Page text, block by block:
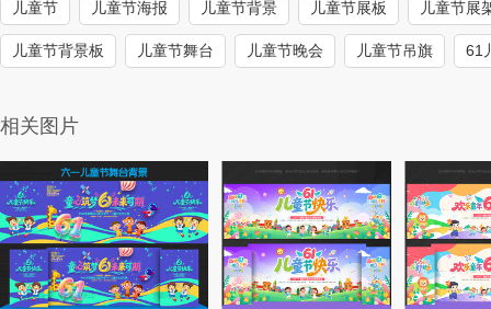
儿童节 儿童节海报 儿童节背景 儿童节展板 儿童节展
儿童节背景板 儿童节舞台 儿童节晚会 儿童节吊旗 61
相关图片